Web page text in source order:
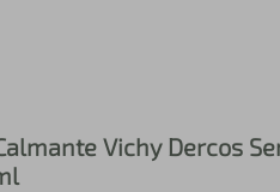
Vichy Dercos